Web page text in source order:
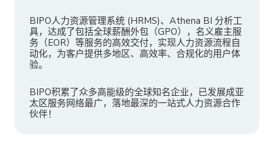
BIPO人力资源管理系统 (HRMS)、Athena BI 分析工
具，达成了包括全球薪酬外包（GPO），名义雇主服
务（EOR）等服务的高效交付，实现人力资源流程自
动化，为客户提供多地区、高效率、合规化的用户体
验。
BIPO积累了众多高能级的全球知名企业，已发展成亚
太区服务网络最广，落地最深的一站式人力资源合作
伙伴！